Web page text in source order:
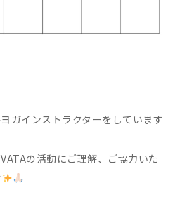
ガインストラクターをしています
の活動にご理解、ご協力いた